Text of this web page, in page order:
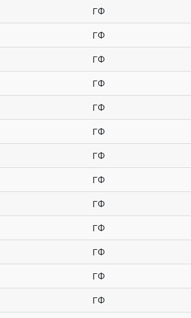
ГФ
ГФ
ГФ
ГФ
ГФ
ГФ
ГФ
ГФ
ГФ
ГФ
ГФ
ГФ
ГФ